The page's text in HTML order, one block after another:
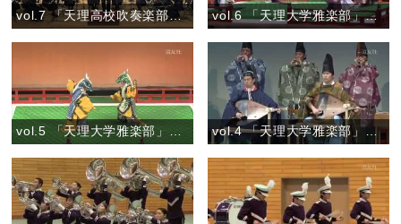
vol.7 「天理高校吹奏楽部」『マーチ 春の道を歩こう』 vol.6 「天理大学雅楽部」『舞楽 喜春楽（きしゅんらく）』
vol.4 「天理大学雅楽部」『管絃 三臺塩急』